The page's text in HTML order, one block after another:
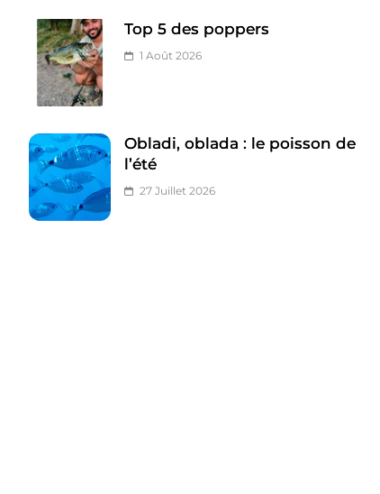
Top 5 des poppers
1 Août 2026
Obladi, oblada : le poisson de
l’été
27 Juillet 2026